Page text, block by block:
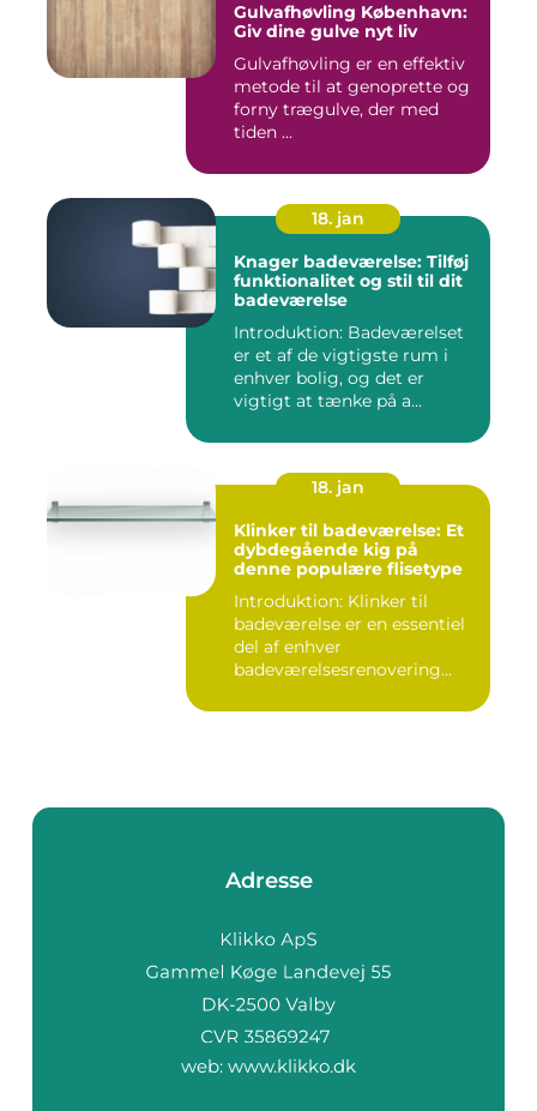
Gulvafhøvling København:
Giv dine gulve nyt liv
Gulvafhøvling er en effektiv
metode til at genoprette og
forny trægulve, der med
tiden ...
18. jan
Knager badeværelse: Tilføj
funktionalitet og stil til dit
badeværelse
Introduktion: Badeværelset
er et af de vigtigste rum i
enhver bolig, og det er
vigtigt at tænke på a...
18. jan
Klinker til badeværelse: Et
dybdegående kig på
denne populære flisetype
Introduktion: Klinker til
badeværelse er en essentiel
del af enhver
badeværelsesrenovering
Adresse
web: www.klikko.dk